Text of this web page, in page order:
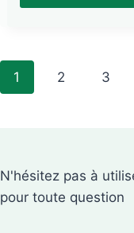
1 2 3
N'hésitez pas à
pour toute question